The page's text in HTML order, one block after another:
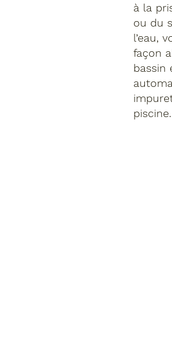
à la
ou du
l’eau,
façon
bassin
piscine.